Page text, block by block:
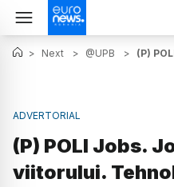
> Next > @UPB > (P)
ADVERTORIAL
(P) POLI Jobs.
viitorului.